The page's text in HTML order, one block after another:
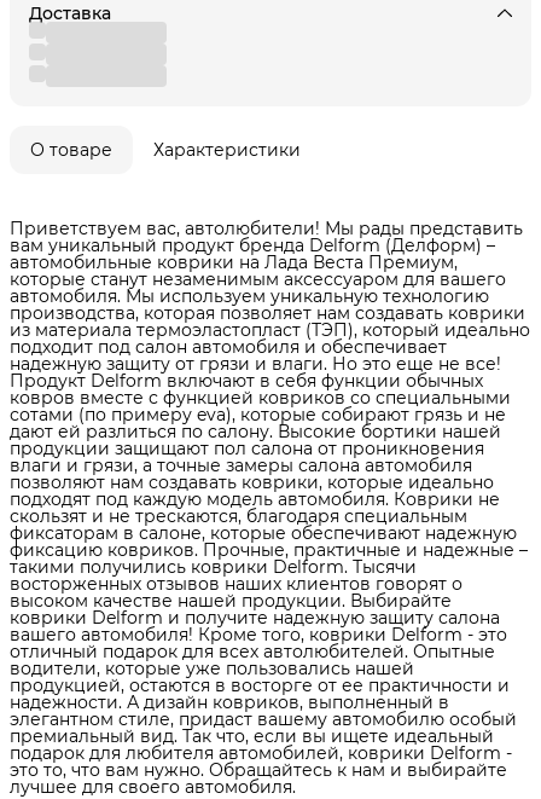
Доставка
О товаре Характеристики
Приветствуем вас, автолюбители! Мы рады представить
вам уникальный продукт бренда Delform (Делформ) –
автомобильные коврики на Лада Веста Премиум,
которые станут незаменимым аксессуаром для вашего
автомобиля. Мы используем уникальную технологию
производства, которая позволяет нам создавать коврики
из материала термоэластопласт (ТЭП), который идеально
подходит под салон автомобиля и обеспечивает
надежную защиту от грязи и влаги. Но это еще не все!
Продукт Delform включают в себя функции обычных
ковров вместе с функцией ковриков со специальными
сотами (по примеру eva), которые собирают грязь и не
дают ей разлиться по салону. Высокие бортики нашей
продукции защищают пол салона от проникновения
влаги и грязи, а точные замеры салона автомобиля
позволяют нам создавать коврики, которые идеально
подходят под каждую модель автомобиля. Коврики не
скользят и не трескаются, благодаря специальным
фиксаторам в салоне, которые обеспечивают надежную
фиксацию ковриков. Прочные, практичные и надежные –
такими получились коврики Delform. Тысячи
восторженных отзывов наших клиентов говорят о
высоком качестве нашей продукции. Выбирайте
коврики Delform и получите надежную защиту салона
вашего автомобиля! Кроме того, коврики Delform - это
отличный подарок для всех автолюбителей. Опытные
водители, которые уже пользовались нашей
продукцией, остаются в восторге от ее практичности и
надежности. А дизайн ковриков, выполненный в
элегантном стиле, придаст вашему автомобилю особый
премиальный вид. Так что, если вы ищете идеальный
подарок для любителя автомобилей, коврики Delform -
это то, что вам нужно. Обращайтесь к нам и выбирайте
лучшее для своего автомобиля.